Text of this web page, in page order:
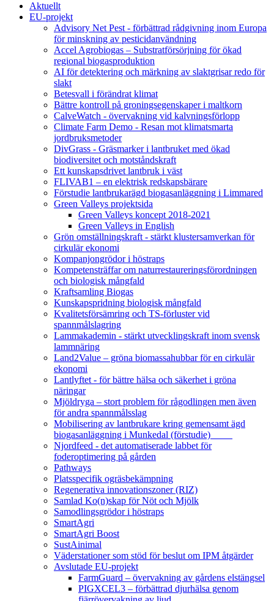
Aktuellt
EU-projekt
Advisory Net Pest - förbättrad rådgivning inom Europa
för minskning av pesticidanvändning
Accel Agrobiogas – Substratförsörjning för ökad
regional biogasproduktion
AI för detektering och märkning av slaktgrisar redo för
slakt
Betesvall i förändrat klimat
Bättre kontroll på groningsegenskaper i maltkorn
CalveWatch - övervakning vid kalvningsförlopp
Climate Farm Demo - Resan mot klimatsmarta
jordbruksmetoder
DivGrass - Gräsmarker i lantbruket med ökad
biodiversitet och motståndskraft
Ett kunskapsdrivet lantbruk i väst
FLIVAB1 – en elektrisk redskapsbärare
Förstudie lantbrukarägd biogasanläggning i Limmared
Green Valleys projektsida
Green Valleys koncept 2018-2021
Green Valleys in English
Grön omställningskraft - stärkt klustersamverkan för
cirkulär ekonomi
Kompanjongrödor i höstraps
Kompetensträffar om naturrestaureringsförordningen
och biologisk mångfald
Kraftsamling Biogas
Kunskapspridning biologisk mångfald
Kvalitetsförsämring och TS-förluster vid
spannmålslagring
Lammakademin - stärkt utvecklingskraft inom svensk
lammnäring
Land2Value – gröna biomassahubbar för en cirkulär
ekonomi
Lantlyftet - för bättre hälsa och säkerhet i gröna
näringar
Mjöldryga – stort problem för rågodlingen men även
för andra spannmålsslag
Mobilisering av lantbrukare kring gemensamt ägd
biogasanläggning i Munkedal (förstudie)
Njordfeed - det automatiserade labbet för
foderoptimering på gården
Pathways
Platsspecifik ogräsbekämpning
Regenerativa innovationszoner (RIZ)
Samlad Ko(n)skap för Nöt och Mjölk
Samodlingsgrödor i höstraps
SmartAgri
SmartAgri Boost
SustAinimal
Väderstationer som stöd för beslut om IPM åtgärder
Avslutade EU-projekt
FarmGuard – övervakning av gårdens elstängsel
PIGXCEL3 – förbättrad djurhälsa genom